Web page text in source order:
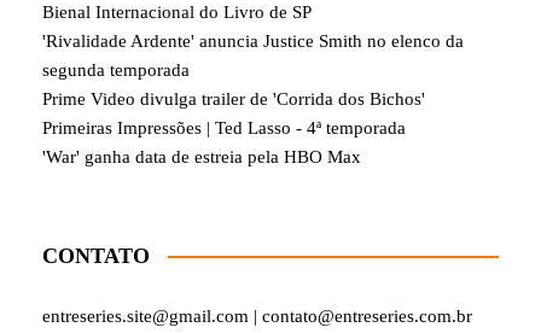
Bienal Internacional do Livro de SP
'Rivalidade Ardente' anuncia Justice Smith no elenco da
segunda temporada
Prime Video divulga trailer de 'Corrida dos Bichos'
Primeiras Impressões | Ted Lasso - 4ª temporada
'War' ganha data de estreia pela HBO Max
CONTATO
entreseries.site@gmail.com | contato@entreseries.com.br